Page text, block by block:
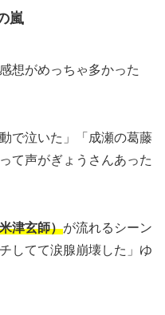
嵐
想がめっちゃ多かった
で泣いた」「成瀬の葛藤
て声がぎょうさんあった
津玄師）が流れるシーン
してて涙腺崩壊した」ゆ